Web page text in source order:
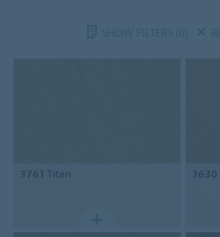
3761 Titan 3630